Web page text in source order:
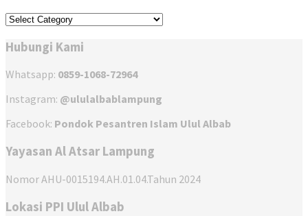
Kategori
Hubungi Kami
Whatsapp: 0859-1068-72964
Instagram: @ululalbablampung
Facebook: Pondok Pesantren Islam Ulul Albab
Yayasan Al Atsar Lampung
Nomor AHU-0015194.AH.01.04.Tahun 2024
Lokasi PPI Ulul Albab